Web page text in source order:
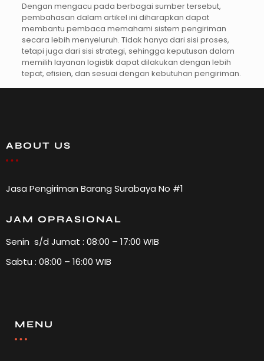
Dengan mengacu pada berbagai sumber tersebut,
pembahasan dalam artikel ini diharapkan dapat
membantu pembaca memahami sistem pengiriman
secara lebih menyeluruh. Tidak hanya dari sisi proses,
tetapi juga dari sisi strategi, sehingga keputusan dalam
memilih layanan logistik dapat dilakukan dengan lebih
tepat, efisien, dan sesuai dengan kebutuhan pengiriman.
ABOUT US
Jasa Pengiriman Barang Surabaya No #1
JAM OPRASIONAL
Senin s/d Jumat : 08:00 – 17:00 WIB
Sabtu : 08:00 – 16:00 WIB
MENU